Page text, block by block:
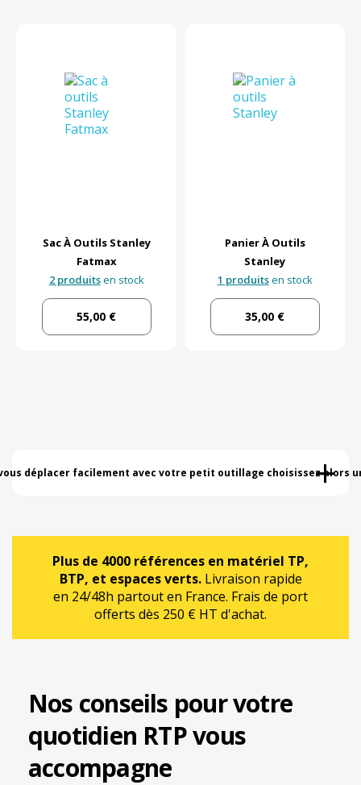
Sac À Outils Stanley
Fatmax
2 produitsen stock
55,00 €
Panier À Outils
Stanley
1 produitsen stock
35,00 €
déplacer facilement avec votre petit outillage choisissez alors
+
Plus de 4000 références en matériel TP,
BTP, et espaces verts.Livraison rapide
en 24/48h partout en France. Frais de port
offerts dès 250 € HT d'achat.
Nos conseils pour votre
quotidien RTP vous
accompagne